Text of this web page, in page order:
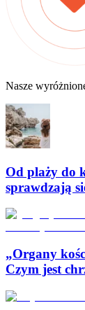
Nasze
Od plaży do
sprawdzają
„Organy
Czym jest